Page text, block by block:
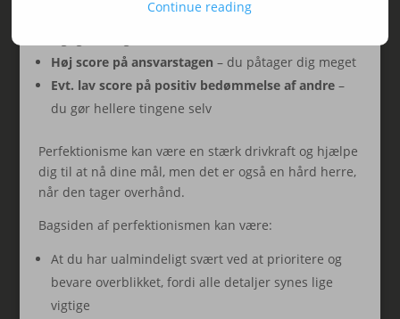
Høj score på detaljer og/eller ordenssans
Høj score på ansvarstagen – du påtager dig meget
Evt. lav score på positiv bedømmelse af andre–
du gør hellere tingene selv
Perfektionisme kan være en stærk drivkraft og hjælpe
dig til at nå dine mål, men det er også en hård herre,
når den tager overhånd.
Bagsiden af perfektionismen kan være:
At du har ualmindeligt svært ved at prioritere og
bevare overblikket, fordi alle detaljer synes lige
vigtige
Continue reading